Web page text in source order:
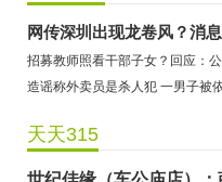
网传深圳出现龙卷风？消息
造谣称外卖员是杀人犯 一男子被
天天315
粤宝乐儿童成长中心：商